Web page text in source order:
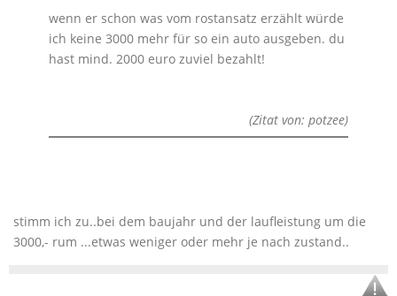
wenn er schon was vom rostansatz erzählt würde
ich keine 3000 mehr für so ein auto ausgeben. du
hast mind. 2000 euro zuviel bezahlt!
(Zitat von: potzee)
stimm ich zu..bei dem baujahr und der laufleistung um die
3000,- rum ...etwas weniger oder mehr je nach zustand..